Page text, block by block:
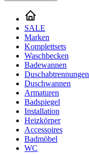
SALE
Marken
Komplettsets
Waschbecken
Badewannen
Duschabtrennungen
Duschwannen
Armaturen
Badspiegel
Installation
Heizkörper
Accessoires
Badmöbel
WC